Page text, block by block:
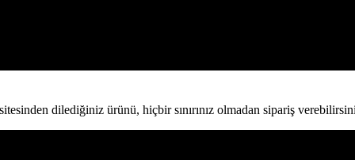
dilediğiniz ürünü, hiçbir sınırınız olmadan sipariş